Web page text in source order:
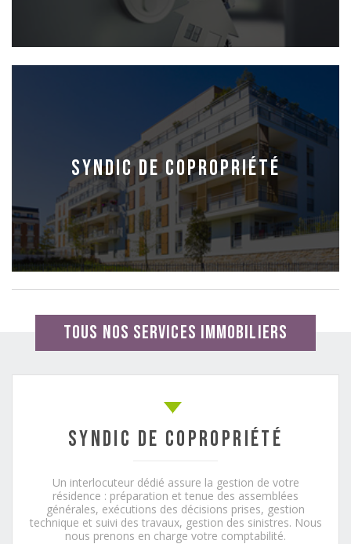
Syndic de Copropriété
TOUS NOS SERVICES IMMOBILIERS
Syndic de copropriété
Un interlocuteur dédié assure la gestion de votre
résidence : préparation et tenue des assemblées
générales, exécutions des décisions prises, gestion
technique et suivi des travaux, gestion des sinistres. Nous
nous prenons en charge votre comptabilité.